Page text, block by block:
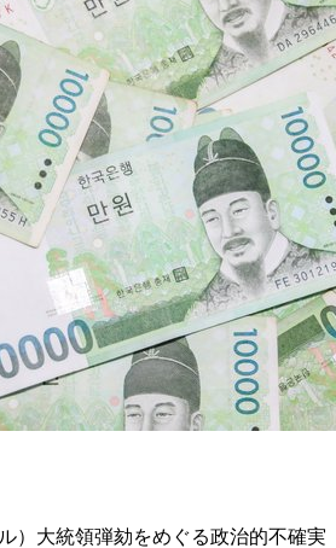
）大統領弾劾をめぐる政治的不確実